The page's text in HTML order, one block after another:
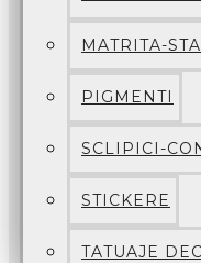
MATRITA-
PIGMENTI
SCLIPICI-
STICKERE
TATUAJE